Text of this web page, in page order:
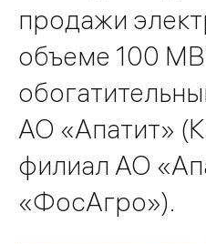
продажи
объеме 100
АО «Апатит»
филиал АО
«ФосАгро»).